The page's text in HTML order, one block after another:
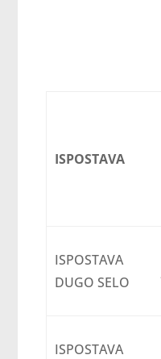
ISPOSTAVA
ISPOSTAVA
DUGO SELO
ISPOSTAVA